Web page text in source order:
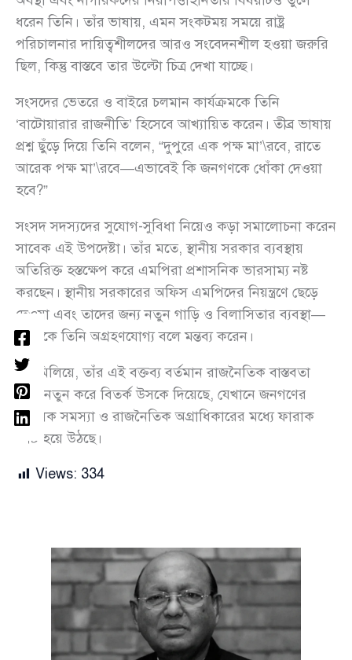
ধরেন তিনি। তাঁর ভাষায়, এমন সংকটময় সময়ে রাষ্ট্র
পরিচালনার দায়িত্বশীলদের আরও সংবেদনশীল হওয়া জরুরি
ছিল, কিন্তু বাস্তবে তার উল্টো চিত্র দেখা যাচ্ছে।
সংসদের ভেতরে ও বাইরে চলমান কার্যক্রমকে তিনি
‘বাটোয়ারার রাজনীতি’ হিসেবে আখ্যায়িত করেন। তীব্র ভাষায়
প্রশ্ন ছুঁড়ে দিয়ে তিনি বলেন, “দুপুরে এক পক্ষ মা’\রবে, রাতে
আরেক পক্ষ মা’\রবে—এভাবেই কি জনগণকে ধোঁকা দেওয়া
হবে?”
সংসদ সদস্যদের সুযোগ-সুবিধা নিয়েও কড়া সমালোচনা করেন
সাবেক এই উপদেষ্টা। তাঁর মতে, স্থানীয় সরকার ব্যবস্থায়
অতিরিক্ত হস্তক্ষেপ করে এমপিরা প্রশাসনিক ভারসাম্য নষ্ট
করছেন। স্থানীয় সরকারের অফিস এমপিদের নিয়ন্ত্রণে ছেড়ে
দেওয়া এবং তাদের জন্য নতুন গাড়ি ও বিলাসিতার ব্যবস্থা—
এসবকে তিনি অগ্রহণযোগ্য বলে মন্তব্য করেন।
সব মিলিয়ে, তাঁর এই বক্তব্য বর্তমান রাজনৈতিক বাস্তবতা
নিয়ে নতুন করে বিতর্ক উসকে দিয়েছে, যেখানে জনগণের
মৌলিক সমস্যা ও রাজনৈতিক অগ্রাধিকারের মধ্যে ফারাক
স্পষ্ট হয়ে উঠছে।
Views: 334